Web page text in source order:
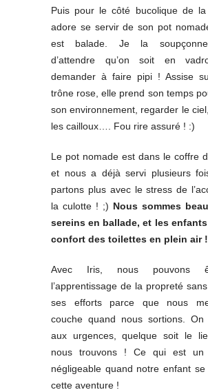
Puis pour le côté bucolique de
adore se servir de son pot
est balade. Je la soupçonne
d’attendre qu’on soit en
demander à faire pipi ! Assise
trône rose, elle prend son temps
son environnement, regarder le
les cailloux…. Fou rire assuré ! :)
Le pot nomade est dans le coffre
et nous a déjà servi plusieurs
partons plus avec le stress de
la culotte ! ;) Nous sommes
sereins en ballade, et les
confort des toilettes en plein air !
Avec Iris, nous pouvons
l’apprentissage de la propreté
ses efforts parce que nous
couche quand nous sortions.
aux urgences, quelque soit le
nous trouvons ! Ce qui est un
négligeable quand notre enfant
cette aventure !